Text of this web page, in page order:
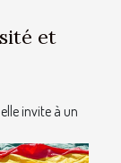
et
invite à un